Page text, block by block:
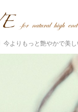
今よりもっと艶やかで美